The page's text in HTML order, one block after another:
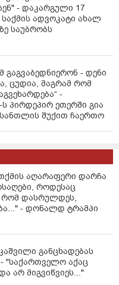
- დაკარგული 17
ადვოკატი ახალ
საუბრობს
გაგვაბედნიერონ - დენი
ცუდია, მაგრამ რომ
-
ს პირდეპირ ეთერში გია
შუქით ჩაერთო
აღარაფერი დარჩა
როდესაც
რომ დასრულდეს,
- დონალდ ტრამპი
განცხადებას
"საქართველო აქაც
არ მიგვიწვიეს..."